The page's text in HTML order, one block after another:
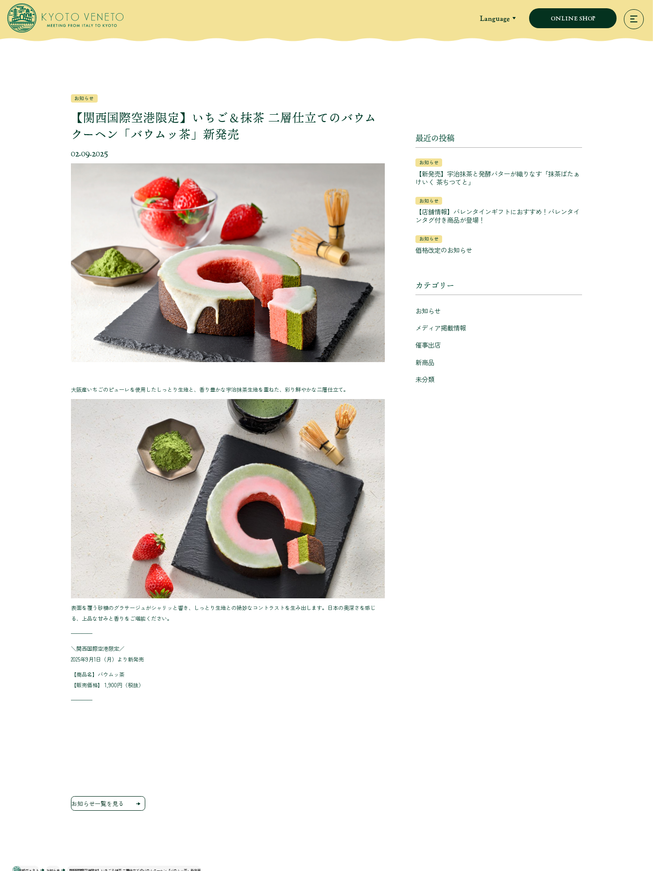
Language ONLINE SHOP
お知らせ
【関西国際空港限定】いちご＆抹茶 二層仕立てのバウム
クーヘン「バウムッ茶」新発売
02.09.2025
大阪産いちごのピューレを使用したしっとり生地と、香り豊かな宇治抹茶生地を重ねた、彩り鮮やかな二層仕立て。
表面を覆う砂糖のグラサージュがシャリッと響き、しっとり生地との絶妙なコントラストを生み出します。日本の奥深さを感じ
る、上品な甘みと香りをご堪能ください。
————
＼関西国際空港限定／
2025年9月1日（月）より新発売
【商品名】バウムッ茶
【販売価格】 1,900円（税抜）
————
お知らせ一覧を見る
最近の投稿
お知らせ
【新発売】宇治抹茶と発酵バターが織りなす「抹茶ばたぁ
けいく 茶ちつてと」
お知らせ
【店舗情報】バレンタインギフトにおすすめ！バレンタイ
ンタグ付き商品が登場！
お知らせ
価格改定のお知らせ
カテゴリー
お知らせ
メディア掲載情報
催事出店
新商品
未分類